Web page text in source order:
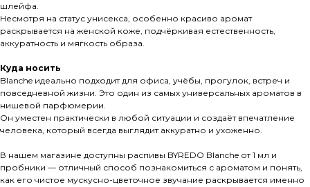
шлейфа.
Несмотря на статус унисекса, особенно красиво аромат
раскрывается на женской коже, подчёркивая естественность,
аккуратность и мягкость образа.
Куда носить
Blanche идеально подходит для офиса, учёбы, прогулок, встреч и
повседневной жизни. Это один из самых универсальных ароматов в
нишевой парфюмерии.
Он уместен практически в любой ситуации и создаёт впечатление
человека, который всегда выглядит аккуратно и ухоженно.
В нашем магазине доступны распивы BYREDO Blanche от 1 мл и
пробники — отличный способ познакомиться с ароматом и понять,
как его чистое мускусно-цветочное звучание раскрывается именно